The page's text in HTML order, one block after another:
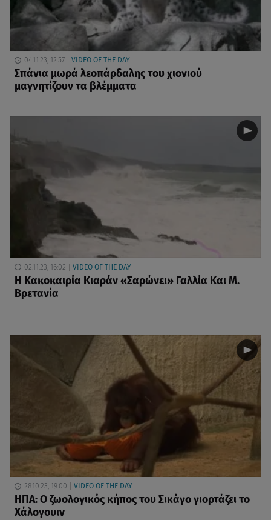
04.11.23, 12:57 VIDEO OF THE DAY
Σπάνια μωρά λεοπάρδαλης του χιονιού
μαγνητίζουν τα βλέμματα
02.11.23, 16:02 VIDEO OF THE DAY
Η Κακοκαιρία Κιαράν «Σαρώνει» Γαλλία Και Μ.
Βρετανία
28.10.23, 19:00 VIDEO OF THE DAY
ΗΠΑ: Ο ζωολογικός κήπος του Σικάγο γιορτάζει το
Χάλογουιν